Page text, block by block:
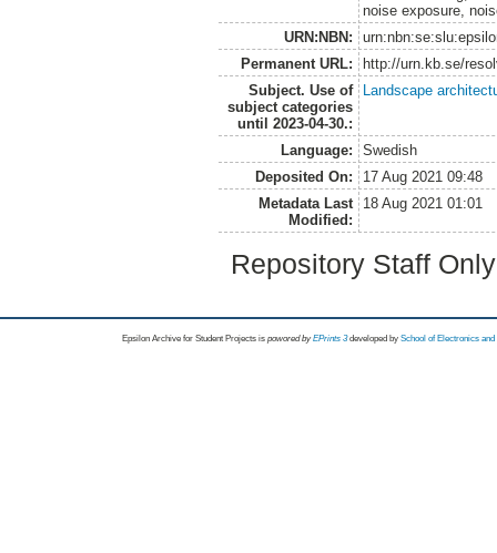
noise exposure,
URN:NBN:
Permanent URL:
http://urn.kb.se/
Subject. Use of
subject categories
until 2023-04-30.:
Landscape
Language:
Swedish
Deposited On:
17 Aug 2021 09:48
Metadata Last
Modified:
18 Aug 2021 01:01
Repository Staff
Epsilon Archive for Student Projects is powored byEPrints 3 developed by School of Electronics